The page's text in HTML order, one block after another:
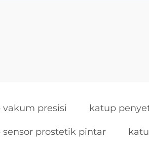
vakum presisi katup
sensor prostetik pintar